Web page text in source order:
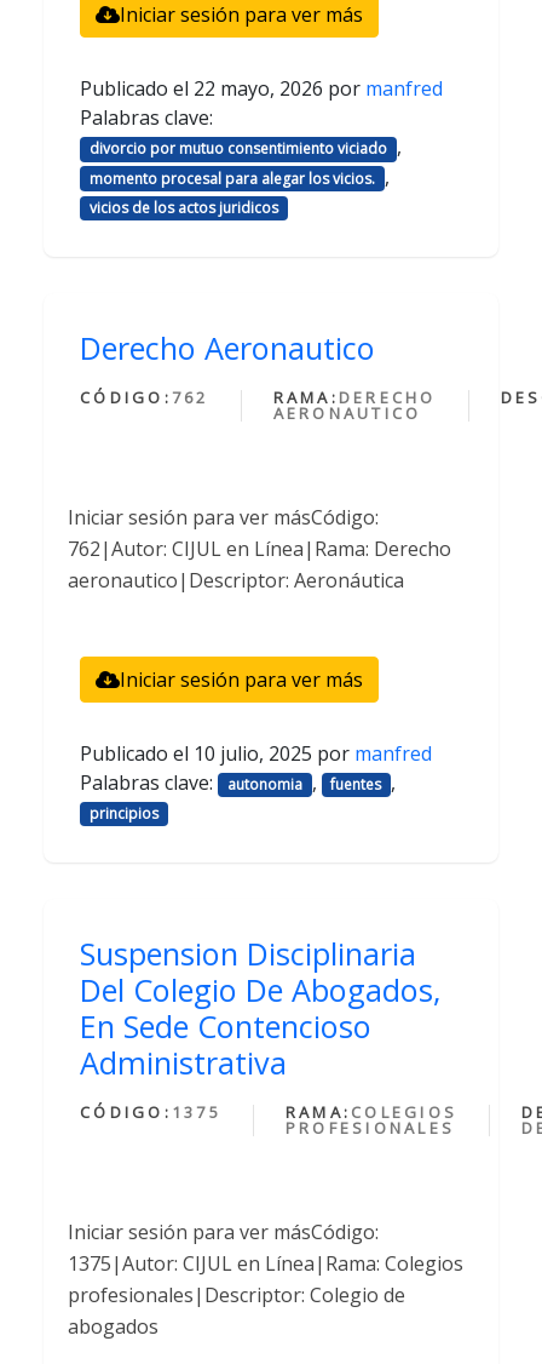
Iniciar sesión para ver más
Publicado el 22 mayo, 2026 por manfred
Palabras clave:
divorcio por mutuo consentimiento viciado ,
momento procesal para alegar los vicios. ,
vicios de los actos juridicos
Derecho Aeronautico
CÓDIGO: 762 RAMA: DERECHO
AERONAUTICO
Iniciar sesión para ver másCódigo:
762|Autor: CIJUL en Línea|Rama: Derecho
aeronautico|Descriptor: Aeronáutica
Iniciar sesión para ver más
Publicado el 10 julio, 2025 por manfred
Palabras clave:
autonomia , fuentes ,
principios
Suspension Disciplinaria
Del Colegio De Abogados,
En Sede Contencioso
Administrativa
CÓDIGO: 1375 RAMA: COLEGIOS
PROFESIONALES
Iniciar sesión para ver másCódigo:
1375|Autor: CIJUL en Línea|Rama: Colegios
profesionales|Descriptor: Colegio de
abogados